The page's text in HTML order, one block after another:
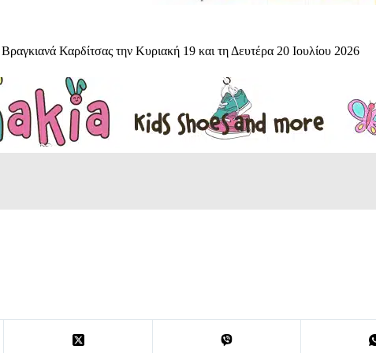
Καρδίτσας την Κυριακή 19 και τη Δευτέρα 20 Ιουλίου 2026